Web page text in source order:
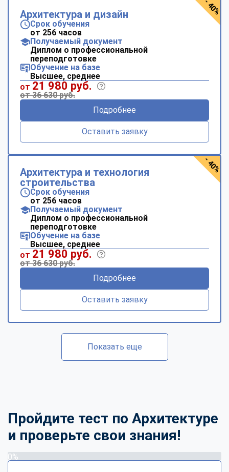
Архитектура и дизайн
Срок обучения
от 256 часов
Получаемый документ
Диплом о профессиональной
переподготовке
Обучение на базе
Высшее, среднее
от 21 980 руб.
от 36 630 руб.
Подробнее
Оставить заявку
- 40%
Архитектура и технология
строительства
Срок обучения
от 256 часов
Получаемый документ
Диплом о профессиональной
переподготовке
Обучение на базе
Высшее, среднее
от 21 980 руб.
от 36 630 руб.
Подробнее
Оставить заявку
- 40%
Показать еще
Пройдите тест по Архитектуре
и проверьте свои знания!
0%